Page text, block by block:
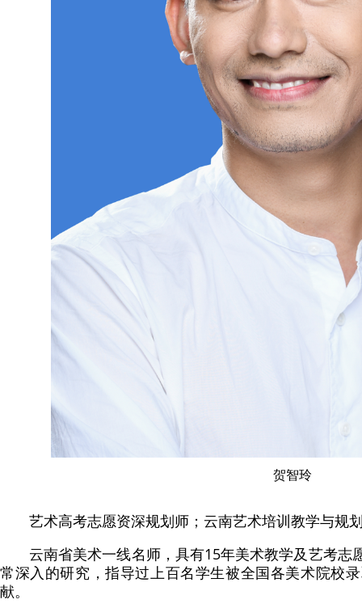
贺智玲
艺术高考志愿资深规划师；云南艺术培训教学与规
云南省美术一线名师，具有15年美术教学及艺考志
常深入的研究，指导过上百名学生被全国各美术院校
献。